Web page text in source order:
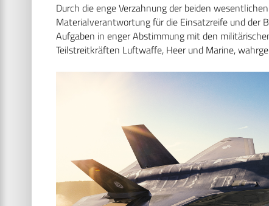
Durch die enge Verzahnung der beiden
Materialverantwortung für die Einsatzreife und der
Aufgaben in enger Abstimmung mit den
Teilstreitkräften Luftwaffe, Heer und Marine,